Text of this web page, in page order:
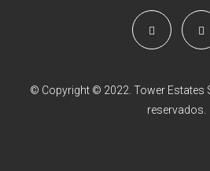
© Copyright © 2022. Tower Estates
reservados.